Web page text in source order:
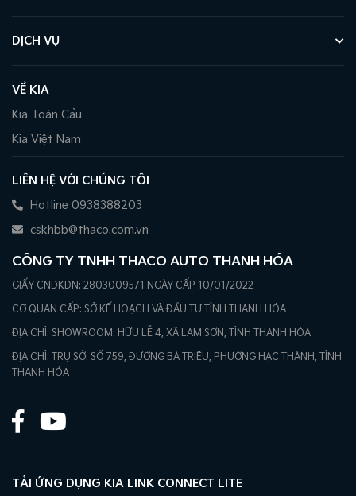
DỊCH VỤ
VỀ KIA
Kia Toàn Cầu
Kia Việt Nam
LIÊN HỆ VỚI CHÚNG TÔI
Hotline 0938388203
cskhbb@thaco.com.vn
CÔNG TY TNHH THACO AUTO THANH HÓA
GIẤY CNĐKDN: 2803009571 NGÀY CẤP 10/01/2022
CƠ QUAN CẤP: SỞ KẾ HOẠCH VÀ ĐẦU TƯ TỈNH THANH HÓA
ĐỊA CHỈ: SHOWROOM: HỮU LỄ 4, XÃ LAM SƠN, TỈNH THANH HÓA
ĐỊA CHỈ: TRỤ SỞ: SỐ 759, ĐƯỜNG BÀ TRIỆU, PHƯỜNG HẠC THÀNH, TỈNH
THANH HÓA
TẢI ỨNG DỤNG KIA LINK CONNECT LITE